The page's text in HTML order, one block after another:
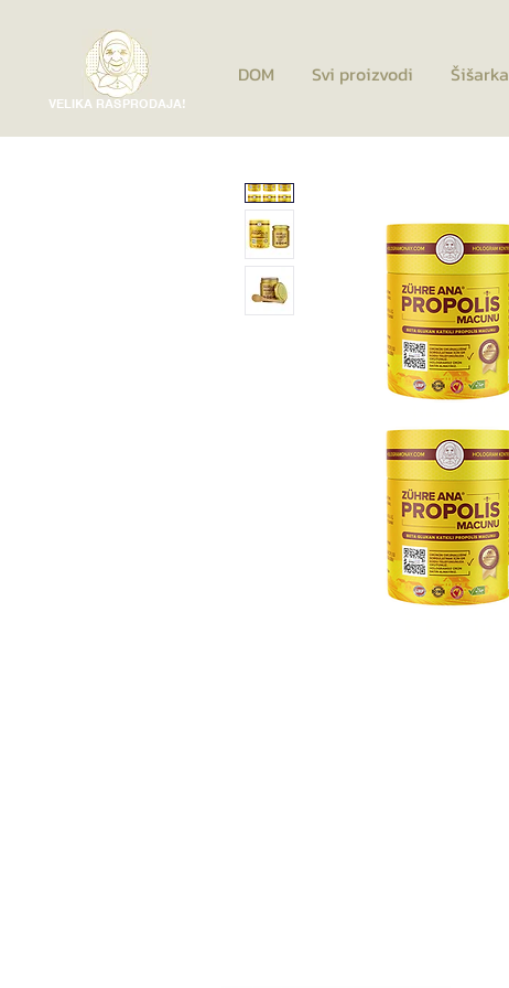
VELIKA RASPRODAJA!
DOM Svi proizvodi Šišarka